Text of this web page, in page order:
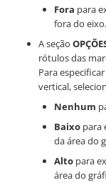
Fora para
fora do eixo.
A seção
rótulos das
Para
vertical,
Nenhum
Baixo para
da área do
Alto para
área do